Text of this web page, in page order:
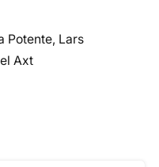
Potente, Lars
Axt